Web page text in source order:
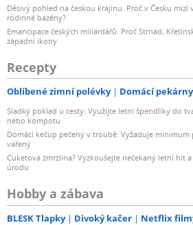
Děsivý pohled na českou krajinu. Proč v Česku
rodinné bazény?
Emancipace českých miliardářů. Proč Strnad,
západní ikony
Recepty
Oblíbené zimní polévky Domácí pekárny
Sladký poklad u cesty: Využijte letní špendlíky do
nebo kompotu
Domácí kečup pečený v troubě: Vyžaduje minimum
vařený
Cuketová zmrzlina? Vyzkoušejte nečekaný letní hit
úrodu
Hobby a zábava
BLESK Tlapky Divoký kačer Netflix